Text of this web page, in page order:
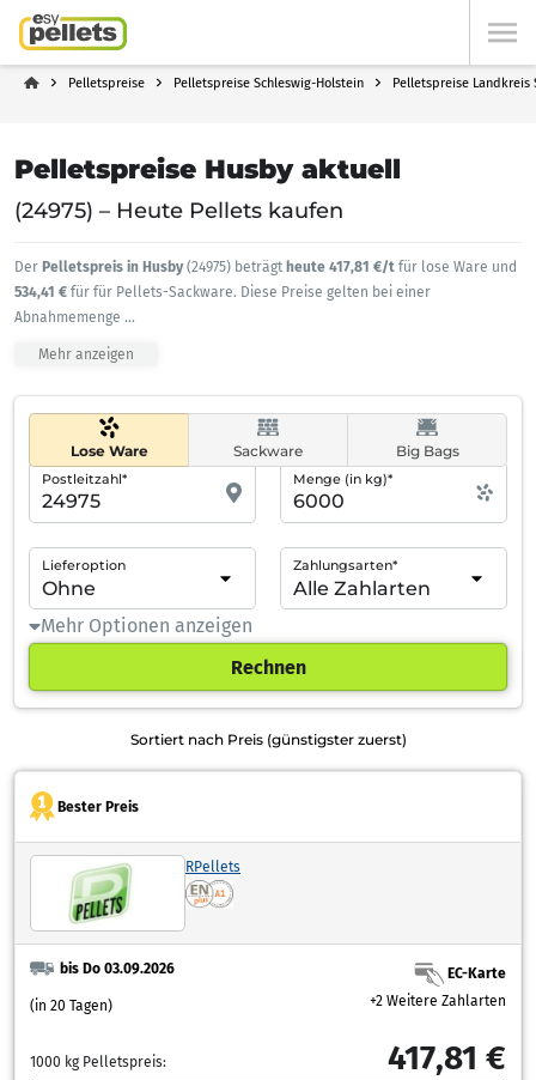
Pelletspreise Pelletspreise Schleswig-Holstein Pelletspreise Landkreis
Pelletspreise Husby aktuell
(24975) – Heute Pellets kaufen
Der Pelletspreis in Husby (24975) beträgt heute 417,81 €/t für lose Ware und
534,41 € für für Pellets-Sackware. Diese Preise gelten bei einer
Abnahmemenge ...
Mehr anzeigen
Lose Ware Sackware Big Bags
Postleitzahl* Menge (in kg)*
Lieferoption Zahlungsarten*
Mehr Optionen anzeigen
Rechnen
Sortiert nach Preis (günstigster zuerst)
Bester Preis
RPellets
bis Do 03.09.2026
(in 20 Tagen)
EC-Karte
+2 Weitere Zahlarten
1000 kg Pelletspreis: 417,81 €